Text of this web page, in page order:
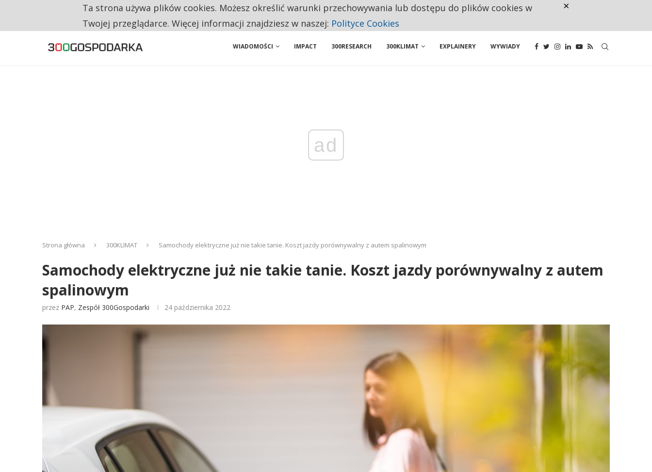
NA JEDEN WAKAT PRZYPADAJĄ 62 ZGŁOSZENIA. WIELU KANDYDATÓW NIE ROZPOCZYNA PRACY
WIADOMOŚCI IMPACT 300RESEARCH 300KLIMAT EXPLAINERY WYWIADY
ad
Strona główna 300KLIMAT Samochody elektryczne już nie takie tanie. Koszt jazdy porównywalny z autem spalinowym
Samochody elektryczne już nie takie tanie. Koszt jazdy porównywalny z autem
spalinowym
przez PAP, Zespół 300Gospodarki 24 października 2022
Ta strona używa plików cookies. Możesz określić warunki przechowywania lub dostępu do plików cookies w
Twojej przeglądarce. Więcej informacji znajdziesz w naszej: Polityce Cookies
×